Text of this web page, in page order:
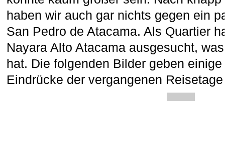
haben wir auch gar nichts gegen ein
San Pedro de Atacama. Als Quartier
Nayara Alto Atacama ausgesucht,
hat. Die folgenden Bilder geben
Eindrücke der vergangenen